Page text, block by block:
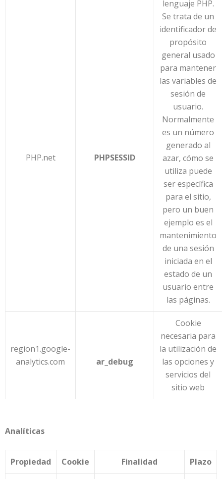
PHP.net PHPSESSID
lenguaje PHP.
Se trata de un
identificador de
propósito
general usado
para mantener
las variables de
sesión de
usuario.
Normalmente
es un número
generado al
azar, cómo se
utiliza puede
ser específica
para el sitio,
pero un buen
ejemplo es el
mantenimiento
de una sesión
iniciada en el
estado de un
usuario entre
las páginas.
region1.google-
analytics.com
ar_debug
Cookie
necesaria para
la utilización de
las opciones y
servicios del
sitio web
Analíticas
Propiedad Cookie Finalidad Plazo